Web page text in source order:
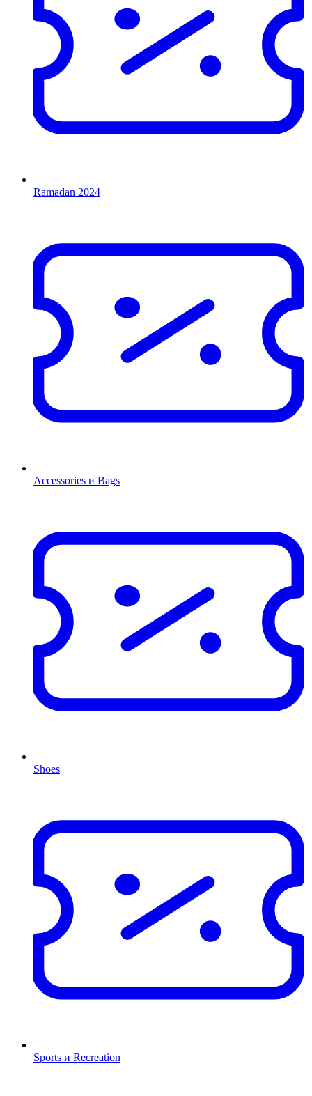
Ramadan 2024
Accessories и Bags
Shoes
Sports и Recreation